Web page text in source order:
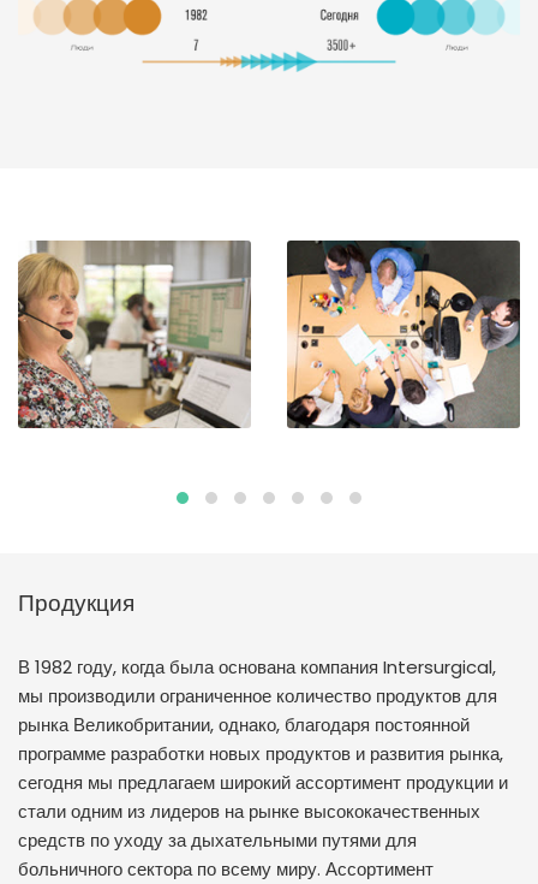
Продукция
В 1982 году, когда была основана компания Intersurgical,
мы производили ограниченное количество продуктов для
рынка Великобритании, однако, благодаря постоянной
программе разработки новых продуктов и развития рынка,
сегодня мы предлагаем широкий ассортимент продукции и
стали одним из лидеров на рынке высококачественных
средств по уходу за дыхательными путями для
больничного сектора по всему миру. Ассортимент